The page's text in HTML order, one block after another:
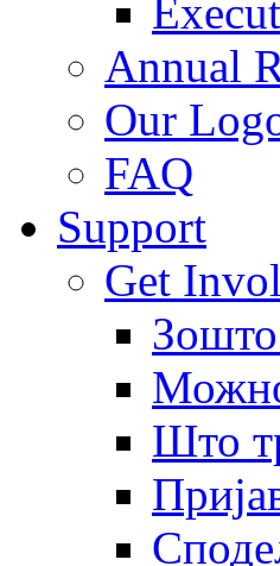
Annual
Our
FAQ
Support
Get
Што